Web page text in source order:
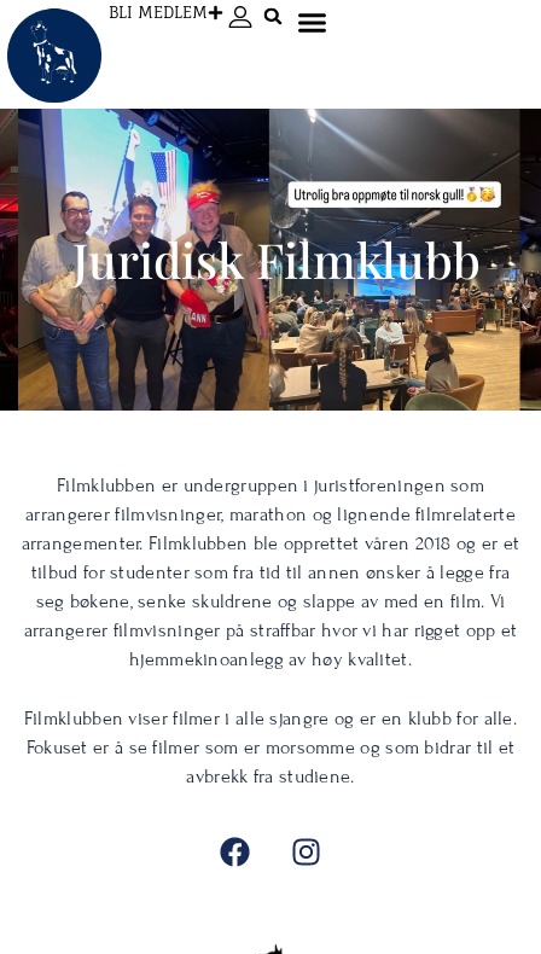
Hopp
rett
til
innholdet
BLI MEDLEM
Juridisk Filmklubb
Filmklubben er undergruppen i juristforeningen som
arrangerer filmvisninger, marathon og lignende filmrelaterte
arrangementer. Filmklubben ble opprettet våren 2018 og er et
tilbud for studenter som fra tid til annen ønsker å legge fra
seg bøkene, senke skuldrene og slappe av med en film. Vi
arrangerer filmvisninger på straffbar hvor vi har rigget opp et
hjemmekinoanlegg av høy kvalitet.
Filmklubben viser filmer i alle sjangre og er en klubb for alle.
Fokuset er å se filmer som er morsomme og som bidrar til et
avbrekk fra studiene.
F
a
I
n